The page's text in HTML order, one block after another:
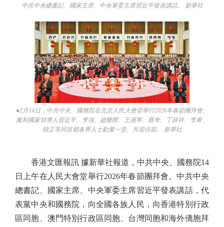
中共中央總書記、國家主席、中央軍委主席習近平發表講話。 新華社
●2月14日，中共中央、國務院在北京人民大會堂舉行2026年春節團拜會。
黨和國家領導人習近平、李強、趙樂際、王滬寧、蔡奇、丁薛祥、李希、
韓正等同首都各界人士歡聚一堂、共迎佳節。 新華社
香港文匯報訊 據新華社報道，中共中央、國務院14
日上午在人民大會堂舉行2026年春節團拜會。中共中央
總書記、國家主席、中央軍委主席習近平發表講話，代
表黨中央和國務院，向全國各族人民，向香港特別行政
區同胞、澳門特別行政區同胞、台灣同胞和海外僑胞拜